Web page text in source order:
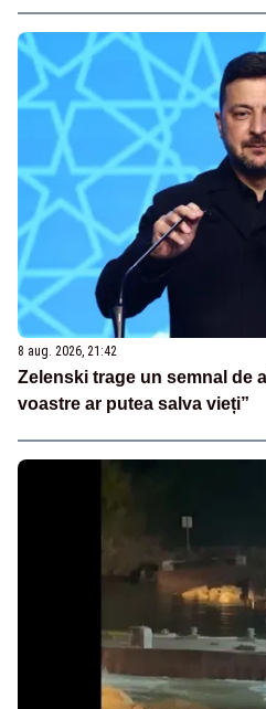
8 aug. 2026, 21:42
Zelenski trage un semnal de
voastre ar putea salva vieți”